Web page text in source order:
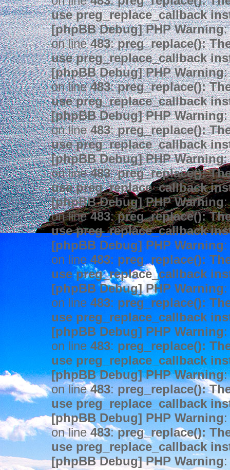
use preg_replace_callback
[phpBB Debug] PHP Warning:
on line483:preg_replace():
use preg_replace_callback
[phpBB Debug] PHP Warning:
on line483:preg_replace():
use preg_replace_callback
[phpBB Debug] PHP Warning:
on line483:preg_replace():
use preg_replace_callback
[phpBB Debug] PHP Warning:
on line483:preg_replace():
use preg_replace_callback
[phpBB Debug] PHP Warning:
on line483:preg_replace():
use preg_replace_callback
[phpBB Debug] PHP Warning
on line 483: preg_replace():
use preg_replace_callback
[phpBB Debug] PHP Warning
on line 483: preg_replace():
use preg_replace_callback
[phpBB Debug] PHP Warning
on line 483: preg_replace():
use preg_replace_callback
[phpBB Debug] PHP Warning:
on line483: preg_replace():
use preg_replace_callback
[phpBB Debug] PHP Warning
on line483:preg_replace():
use preg_replace_callback
[phpBB Debug] PHP Warning